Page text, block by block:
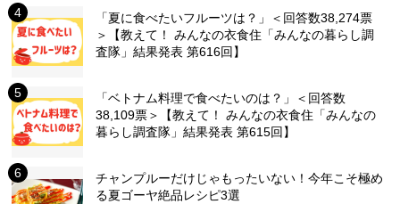
「夏に食べたいフルーツは？」＜回答数38,274票
＞【教えて！ みんなの衣食住「みんなの暮らし調
査隊」結果発表 第616回】
「ベトナム料理で食べたいのは？」＜回答数
38,109票＞【教えて！ みんなの衣食住「みんなの
暮らし調査隊」結果発表 第615回】
チャンプルーだけじゃもったいない！今年こそ極め
る夏ゴーヤ絶品レシピ3選